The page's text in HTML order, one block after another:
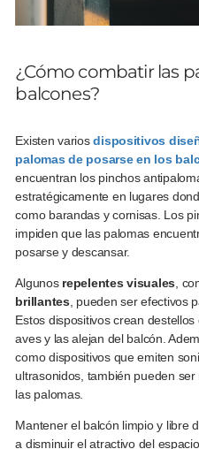
¿Cómo combatir las
balcones?
Existen variosdispositivos
palomas de posarse en los
encuentran los pinchos
estratégicamente en lugares
como barandas y cornisas. Los
impiden que las palomas
posarse y descansar.
Algunos repelentes visuales ,
brillantes , pueden ser efectivos
Estos dispositivos crean
aves y las alejan del balcón.
como dispositivos que emiten
ultrasonidos, también pueden
las palomas.
Mantener el balcón limpio y libre
a disminuir el atractivo del